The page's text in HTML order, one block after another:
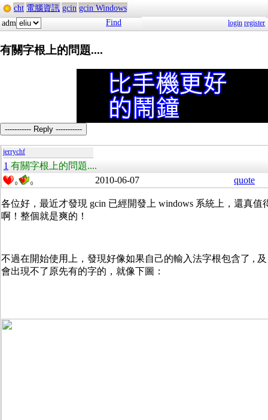
cht 電腦資訊 gcin gcin Windows
adm
Find login register
有關字根上的問題....
----------- Reply -----------
jerrychf
1 有關字根上的問題....
0 0 2010-06-07 quote
各位好，最近才發現 gcin 已經開發上 windows 系統上，還真值
啊！整個就是爽的！
不過在開始使用上，發現好像如果自己的輸入法字根包含了 ,
會出現不了原先有的字的，就像下圖：